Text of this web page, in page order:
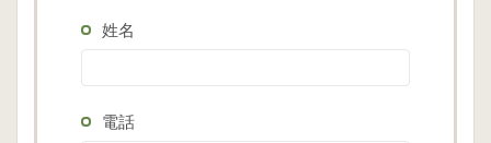
姓名
電話